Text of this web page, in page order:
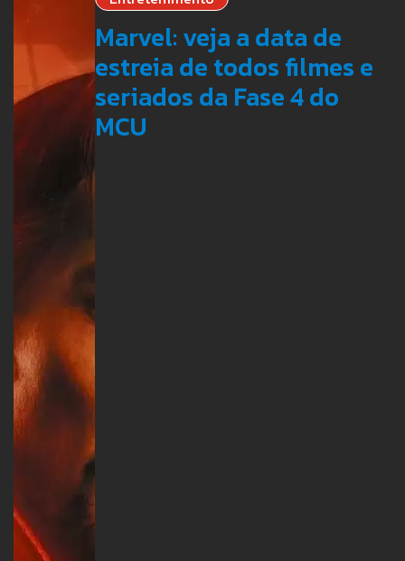
Marvel: veja a data de
estreia de todos filmes e
seriados da Fase 4 do
MCU